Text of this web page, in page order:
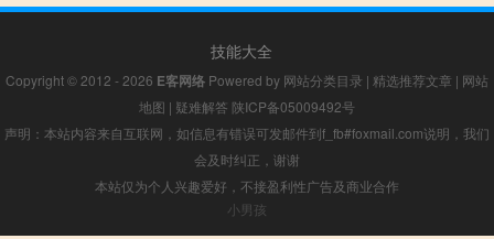
技能大全
Copyright © 2012 - 2026 E客网络 Powered by 网站分类目录 | 精选推荐文章 | 网站
地图 | 疑难解答 陕ICP备05009492号
声明：本站内容来自互联网，如信息有错误可发邮件到f_fb#foxmail.com说明，我们
会及时纠正，谢谢
本站仅为个人兴趣爱好，不接盈利性广告及商业合作
小男孩